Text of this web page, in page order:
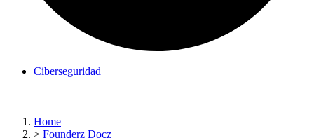
Ciberseguridad
Home
> Founderz Docz